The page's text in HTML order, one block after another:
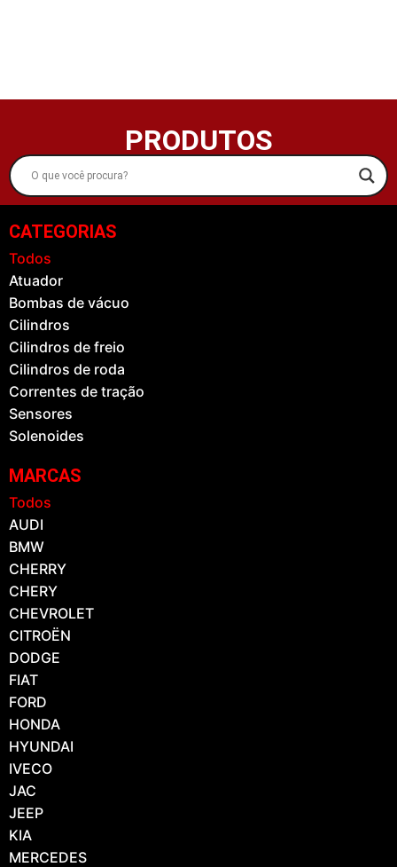
PRODUTOS
CATEGORIAS
Atuador
Bombas de vácuo
Cilindros
Cilindros de freio
Cilindros de roda
Correntes de tração
Sensores
Solenoides
Todos
MARCAS
AUDI
BMW
CHERRY
CHERY
CHEVROLET
CITROËN
DODGE
FIAT
FORD
HONDA
HYUNDAI
IVECO
JAC
JEEP
KIA
MERCEDES
Todos